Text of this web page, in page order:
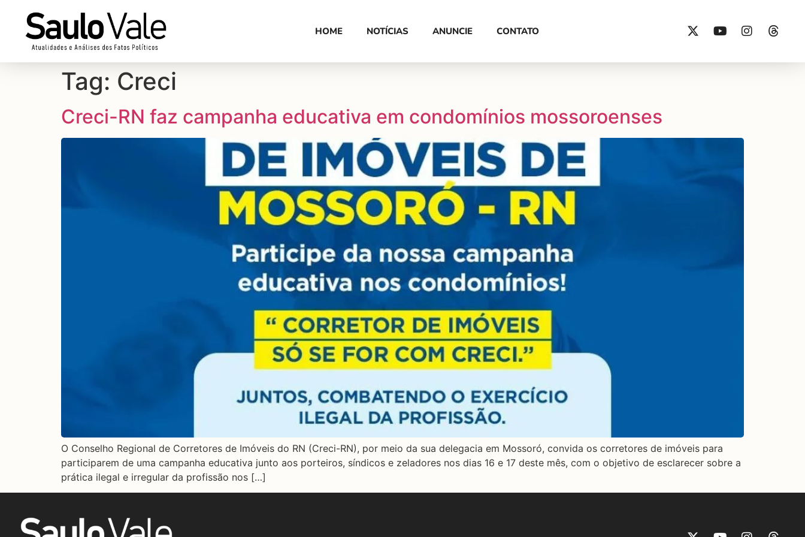
HOME NOTÍCIAS ANUNCIE CONTATO
Tag: Creci
Creci-RN faz campanha educativa em condomínios mossoroenses
O Conselho Regional de Corretores de Imóveis do RN (Creci-RN), por meio da sua delegacia em Mossoró, convida os corretores de imóveis para
participarem de uma campanha educativa junto aos porteiros, síndicos e zeladores nos dias 16 e 17 deste mês, com o objetivo de esclarecer sobre a
prática ilegal e irregular da profissão nos […]